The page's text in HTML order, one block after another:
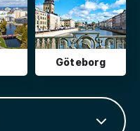
Göteborg